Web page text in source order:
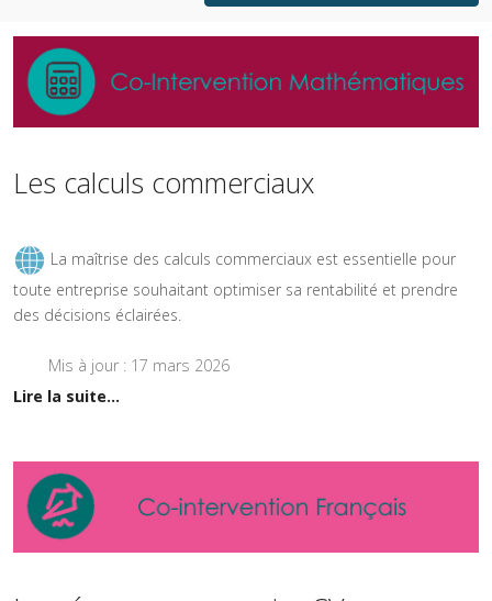
Les calculs commerciaux
La maîtrise des calculs commerciaux est essentielle pour
toute entreprise souhaitant optimiser sa rentabilité et prendre
des décisions éclairées.
Mis à jour : 17 mars 2026
Lire la suite...